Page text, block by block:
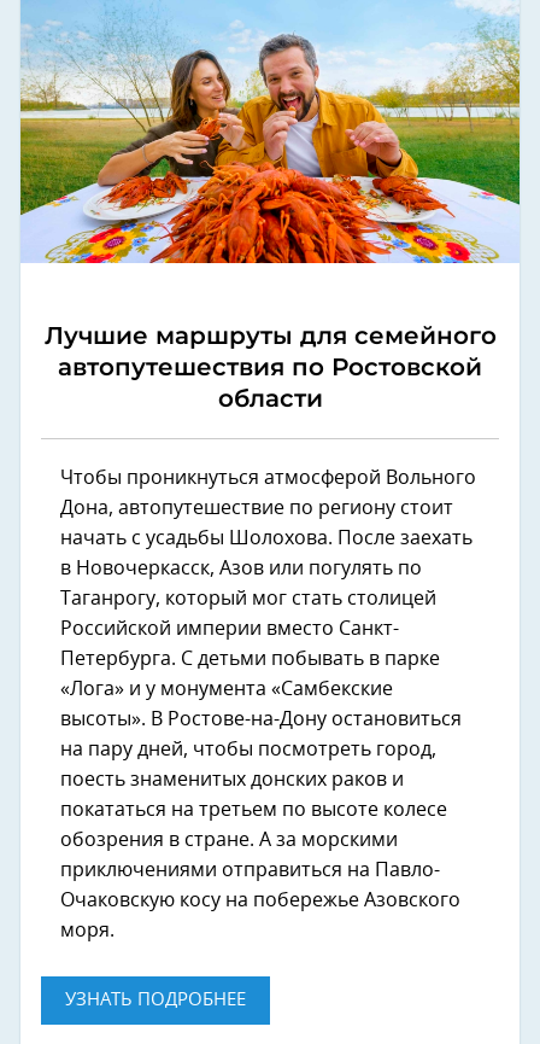
Лучшие маршруты для семейного
автопутешествия по Ростовской
области
Чтобы проникнуться атмосферой Вольного
Дона, автопутешествие по региону стоит
начать с усадьбы Шолохова. После заехать
в Новочеркасск, Азов или погулять по
Таганрогу, который мог стать столицей
Российской империи вместо Санкт-
Петербурга. С детьми побывать в парке
«Лога» и у монумента «Самбекские
высоты». В Ростове-на-Дону остановиться
на пару дней, чтобы посмотреть город,
поесть знаменитых донских раков и
покататься на третьем по высоте колесе
обозрения в стране. А за морскими
приключениями отправиться на Павло-
Очаковскую косу на побережье Азовского
моря.
УЗНАТЬ ПОДРОБНЕЕ